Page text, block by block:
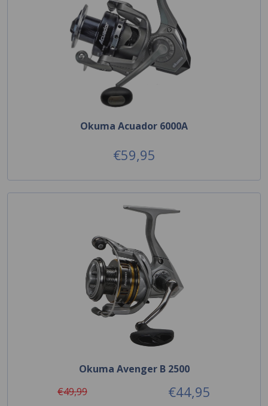
Okuma Acuador 6000A
€59,95
Okuma Avenger B 2500
€49,99
€44,95